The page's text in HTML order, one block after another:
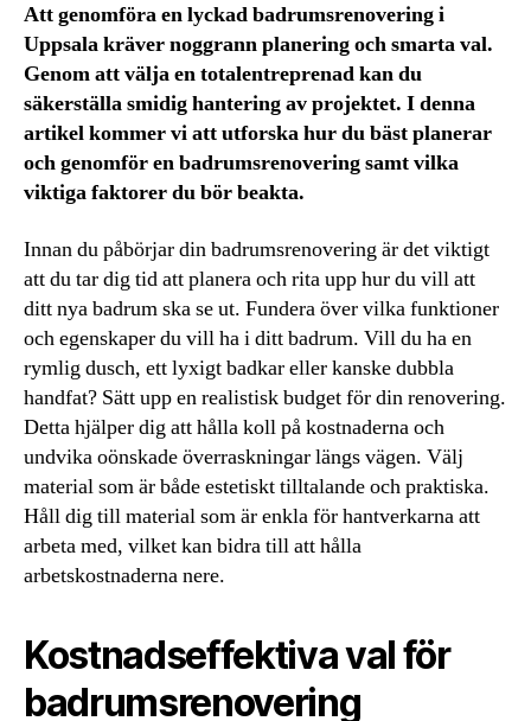
Att genomföra en lyckad badrumsrenovering i
Uppsala kräver noggrann planering och smarta val.
Genom att välja en totalentreprenad kan du
säkerställa smidig hantering av projektet. I denna
artikel kommer vi att utforska hur du bäst planerar
och genomför en badrumsrenovering samt vilka
viktiga faktorer du bör beakta.
Innan du påbörjar din badrumsrenovering är det viktigt
att du tar dig tid att planera och rita upp hur du vill att
ditt nya badrum ska se ut. Fundera över vilka funktioner
och egenskaper du vill ha i ditt badrum. Vill du ha en
rymlig dusch, ett lyxigt badkar eller kanske dubbla
handfat? Sätt upp en realistisk budget för din renovering.
Detta hjälper dig att hålla koll på kostnaderna och
undvika oönskade överraskningar längs vägen. Välj
material som är både estetiskt tilltalande och praktiska.
Håll dig till material som är enkla för hantverkarna att
arbeta med, vilket kan bidra till att hålla
arbetskostnaderna nere.
Kostnadseffektiva val för
badrumsrenovering